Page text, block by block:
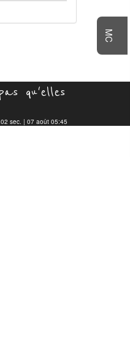
MC
qu'elles
sec. | 07 août 05:45